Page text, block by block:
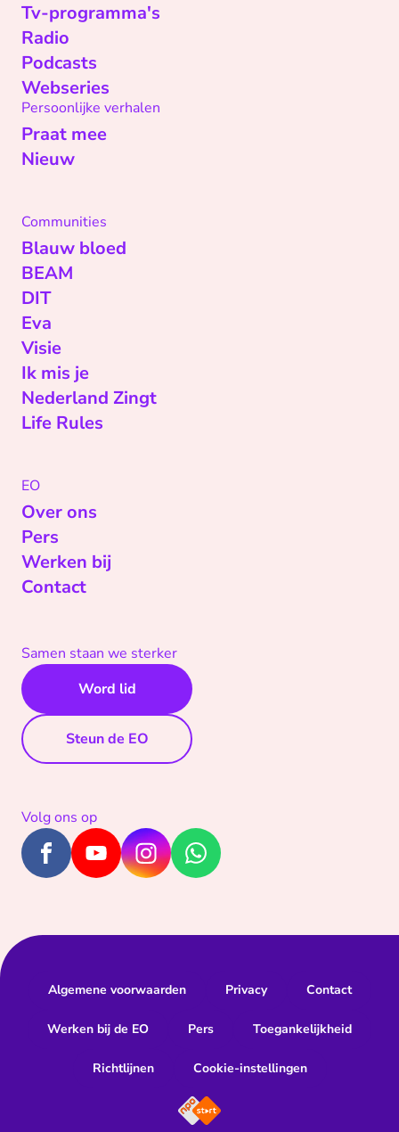
Tv-programma's
Radio
Podcasts
Webseries
Persoonlijke verhalen
Praat mee
Nieuw
Communities
Blauw bloed
BEAM
DIT
Eva
Visie
Ik mis je
Nederland Zingt
Life Rules
EO
Over ons
Pers
Werken bij
Contact
Samen staan we sterker
Word lid
Steun de EO
Volg ons op
Algemene voorwaarden Privacy Contact
Werken bij de EO Pers Toegankelijkheid
Richtlijnen Cookie-instellingen